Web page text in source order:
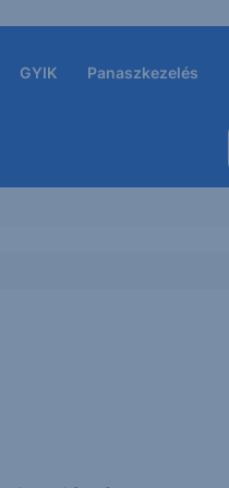
GYIK Panaszkezelés